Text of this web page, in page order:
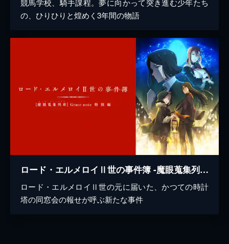
競馬学校、騎手課程。夢に向かって突き進む少年たち
の、ひりひりと煌めく3年間の物語
ロード・エルメロイⅡ世の事件簿 -魔眼蒐集列車 Grace note- 特別編
ロード・エルメロイⅡ世の元に届いた、かつての時計
塔の同窓会の報せが呼ぶ新たな事件